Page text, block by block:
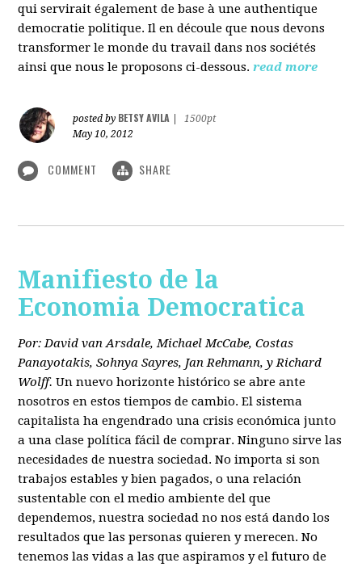
qui servirait également de base à une authentique
democratie politique. Il en découle que nous devons
transformer le monde du travail dans nos sociétés
ainsi que nous le proposons ci-dessous. read more
posted by BETSY AVILA
1500pt
May 10, 2012
COMMENT SHARE
Manifiesto de la
Economia Democratica
Por: David van Arsdale, Michael McCabe, Costas
Panayotakis, Sohnya Sayres, Jan Rehmann, y Richard
Wolff. Un nuevo horizonte histórico se abre ante
nosotros en estos tiempos de cambio. El sistema
capitalista ha engendrado una crisis económica junto
a una clase política fácil de comprar. Ninguno sirve las
necesidades de nuestra sociedad. No importa si son
trabajos estables y bien pagados, o una relación
sustentable con el medio ambiente del que
dependemos, nuestra sociedad no nos está dando los
resultados que las personas quieren y merecen. No
tenemos las vidas a las que aspiramos y el futuro de